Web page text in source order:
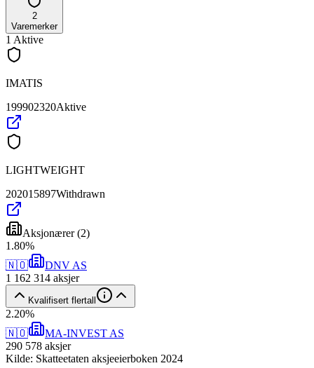
2
Varemerker
1 Aktive
IMATIS
199902320Aktive
LIGHTWEIGHT
202015897Withdrawn
Aksjonærer(2)
1 .80%
🇳🇴
DNV AS
1 162 314 aksjer
Kvalifisert flertall
2.20%
🇳🇴
MA-INVEST AS
290 578 aksjer
Kilde: Skatteetaten aksjeeierboken 2024